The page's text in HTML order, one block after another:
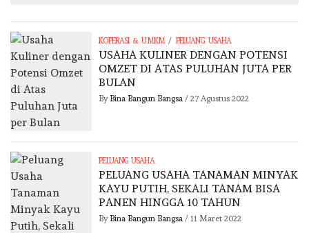
KOPERASI & UMKM / PELUANG USAHA
USAHA KULINER DENGAN POTENSI
OMZET DI ATAS PULUHAN JUTA PER
BULAN
By Bina Bangun Bangsa / 27 Agustus 2022
PELUANG USAHA
PELUANG USAHA TANAMAN MINYAK
KAYU PUTIH, SEKALI TANAM BISA
PANEN HINGGA 10 TAHUN
By Bina Bangun Bangsa / 11 Maret 2022